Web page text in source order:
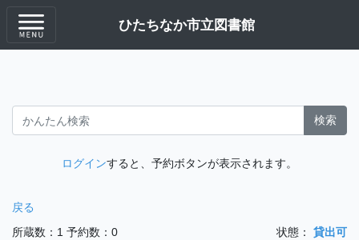
ひたちなか市立図書館
検索
ログインすると、予約ボタンが表示されます。
戻る
所蔵数：1 予約数：0 状態： 貸出可